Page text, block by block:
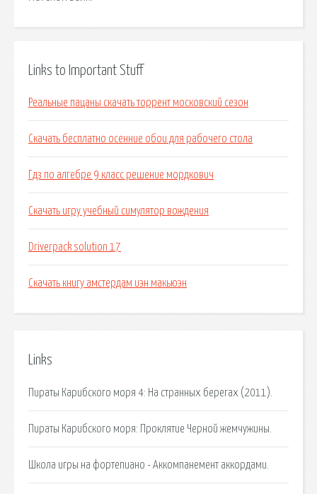
Links to Important Stuff
Реальные пацаны скачать торрент московский сезон
Скачать бесплатно осенние обои для рабочего стола
Гдз по алгебре 9 класс решение мордкович
Скачать игру учебный симулятор вождения
Driverpack solution 17
Скачать книгу амстердам иэн макьюэн
Links
Пираты Карибского моря 4: На странных берегах (2011).
Пираты Карибского моря: Проклятие Черной жемчужины.
Школа игры на фортепиано - Аккомпанемент аккордами.